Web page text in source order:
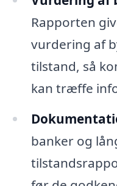
Rapporten
vurdering af
tilstand, så
kan træffe
banker og